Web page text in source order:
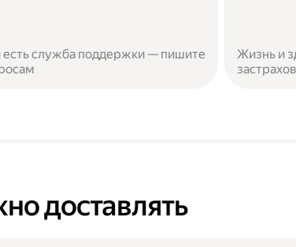
служба поддержки — пишите
Жизнь и
доставлять